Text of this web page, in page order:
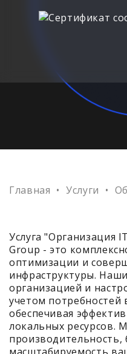
Главная • Услуги •
Услуга "Организация
Group - это
оптимизации и
инфраструктуры.
организацией и
учетом потребностей
обеспечивая
локальных ресурсов.
производительность,